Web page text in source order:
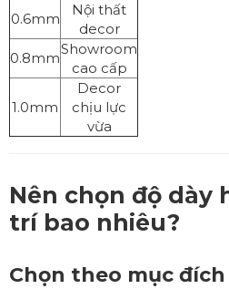
0.6mm
Nội thất
decor
0.8mm
Showroom
cao cấp
1.0mm
Decor
chịu lực
vừa
Nên chọn độ dày
trí bao nhiêu?
Chọn theo mục